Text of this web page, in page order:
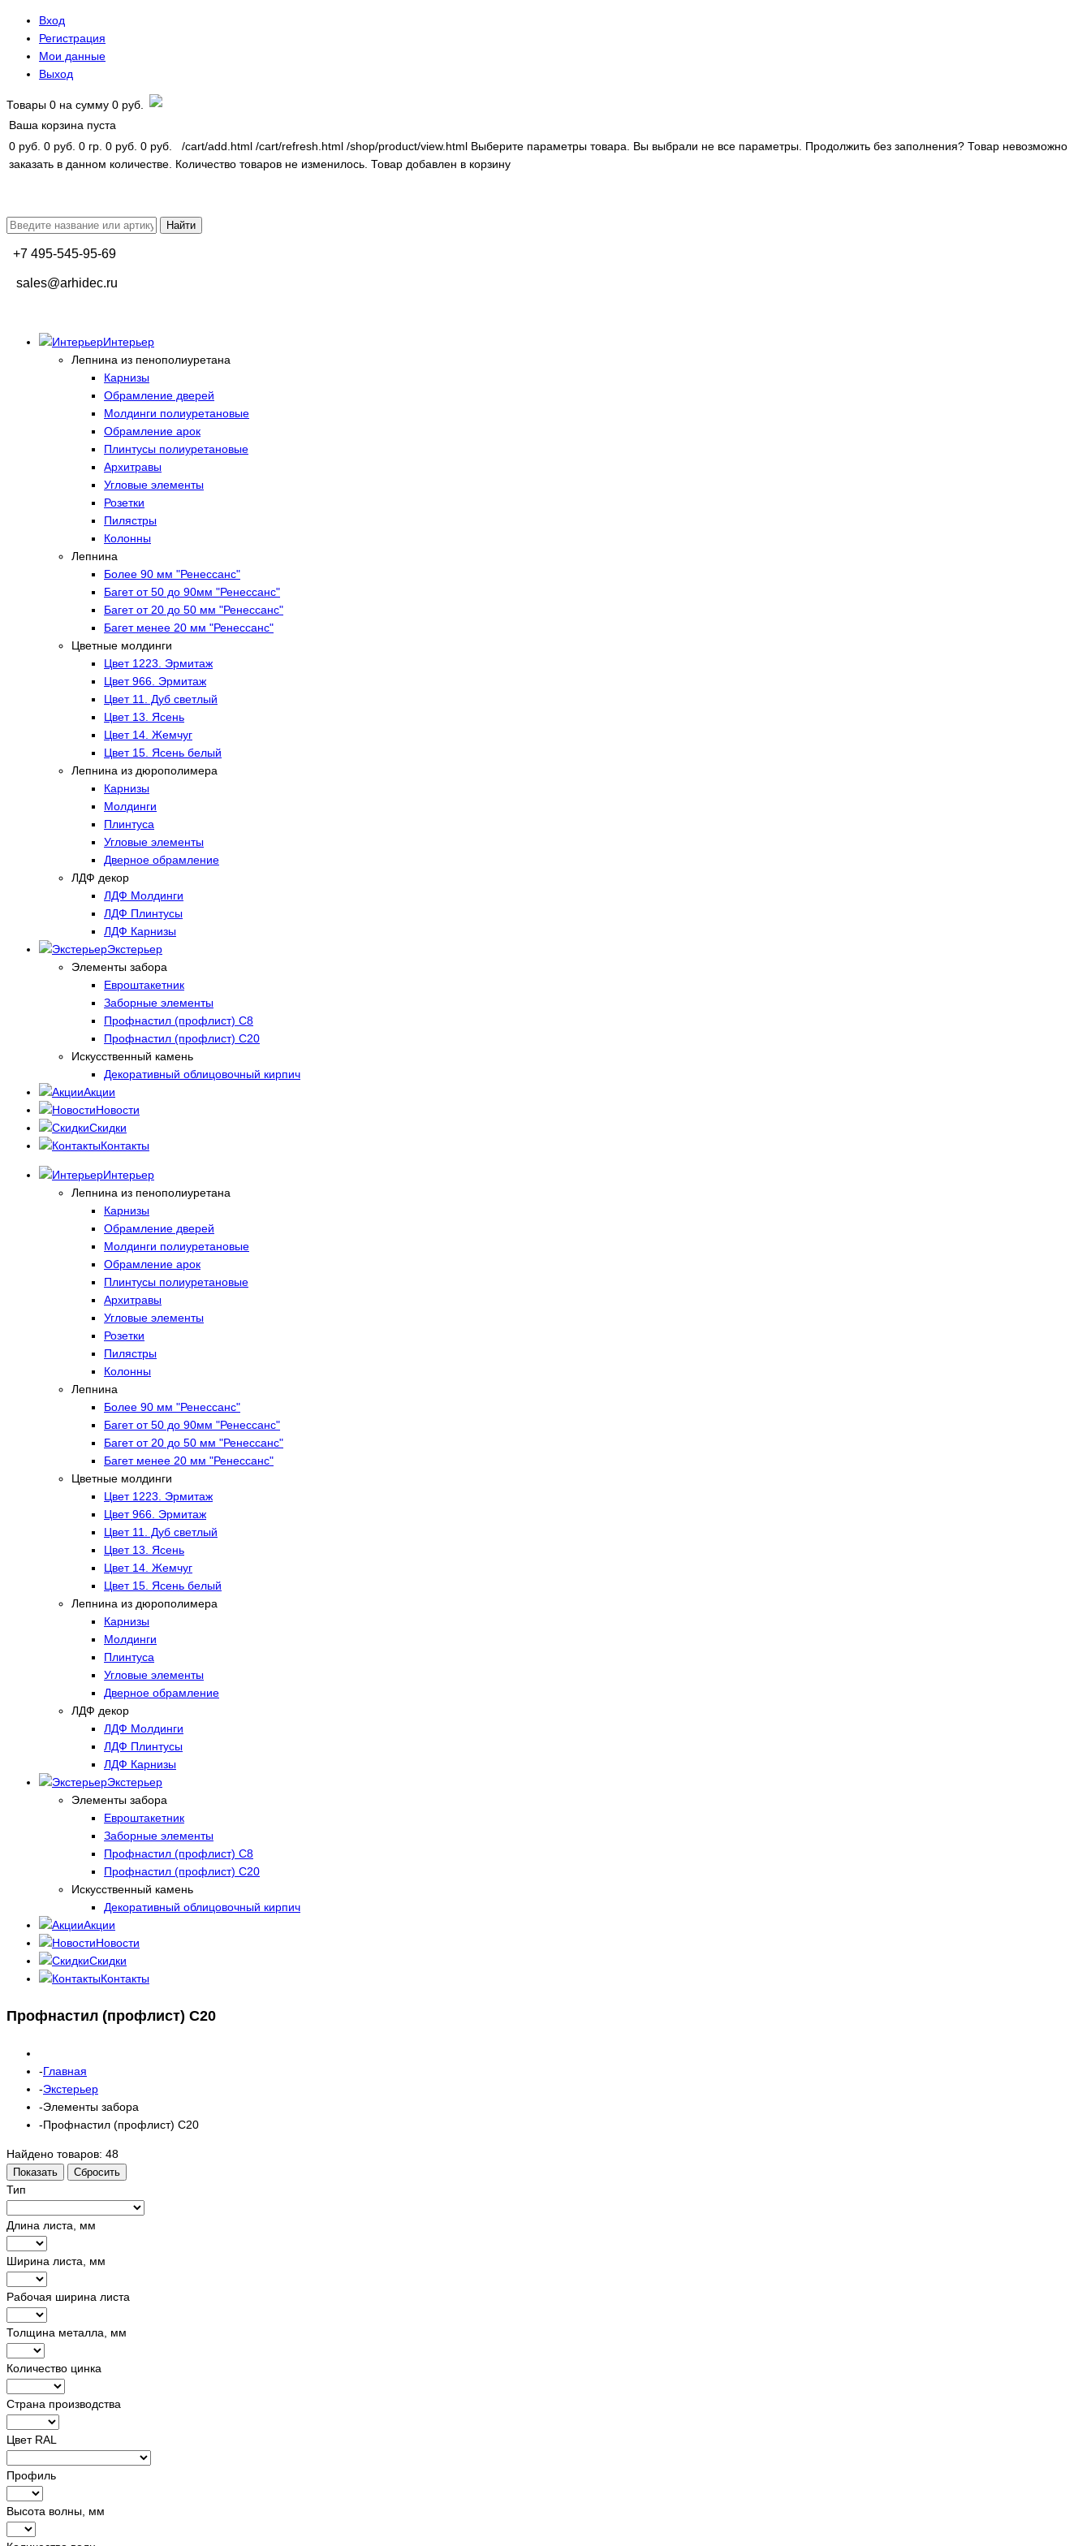
Вход
Регистрация
Мои данные
Выход
Товары 0 на сумму 0 руб.
Ваша корзина пуста
0 руб. 0 руб. 0 гр. 0 руб. 0 руб. /cart/add.html /cart/refresh.html /shop/product/view.html Выберите параметры товара. Вы выбрали не все параметры. Продолжить без заполнения? Товар невозможно
заказать в данном количестве. Количество товаров не изменилось. Товар добавлен в корзину
+7 495-545-95-69
sales@arhidec.ru
Интерьер
Лепнина из пенополиуретана
Карнизы
Обрамление дверей
Молдинги полиуретановые
Обрамление арок
Плинтусы полиуретановые
Архитравы
Угловые элементы
Розетки
Пилястры
Колонны
Лепнина
Более 90 мм "Ренессанс"
Багет от 50 до 90мм "Ренессанс"
Багет от 20 до 50 мм "Ренессанс"
Багет менее 20 мм "Ренессанс"
Цветные молдинги
Цвет 1223. Эрмитаж
Цвет 966. Эрмитаж
Цвет 11. Дуб светлый
Цвет 13. Ясень
Цвет 14. Жемчуг
Цвет 15. Ясень белый
Лепнина из дюрополимера
Карнизы
Молдинги
Плинтуса
Угловые элементы
Дверное обрамление
ЛДФ декор
ЛДФ Молдинги
ЛДФ Плинтусы
ЛДФ Карнизы
Экстерьер
Элементы забора
Евроштакетник
Заборные элементы
Профнастил (профлист) С8
Профнастил (профлист) С20
Искусственный камень
Декоративный облицовочный кирпич
Акции
Новости
Скидки
Контакты
Интерьер
Лепнина из пенополиуретана
Карнизы
Обрамление дверей
Молдинги полиуретановые
Обрамление арок
Плинтусы полиуретановые
Архитравы
Угловые элементы
Розетки
Пилястры
Колонны
Лепнина
Более 90 мм "Ренессанс"
Багет от 50 до 90мм "Ренессанс"
Багет от 20 до 50 мм "Ренессанс"
Багет менее 20 мм "Ренессанс"
Цветные молдинги
Цвет 1223. Эрмитаж
Цвет 966. Эрмитаж
Цвет 11. Дуб светлый
Цвет 13. Ясень
Цвет 14. Жемчуг
Цвет 15. Ясень белый
Лепнина из дюрополимера
Карнизы
Молдинги
Плинтуса
Угловые элементы
Дверное обрамление
ЛДФ декор
ЛДФ Молдинги
ЛДФ Плинтусы
ЛДФ Карнизы
Экстерьер
Элементы забора
Евроштакетник
Заборные элементы
Профнастил (профлист) С8
Профнастил (профлист) С20
Искусственный камень
Декоративный облицовочный кирпич
Акции
Новости
Скидки
Контакты
Профнастил (профлист) С20
Главная
Экстерьер
Элементы забора
Профнастил (профлист) С20
Найдено товаров: 48
Показать Сбросить
Тип
Длина листа, мм
Ширина листа, мм
Рабочая ширина листа
Толщина металла, мм
Количество цинка
Страна производства
Цвет RAL
Профиль
Высота волны, мм